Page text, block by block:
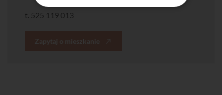
t. 525 119 013
Zapytaj o mieszkanie